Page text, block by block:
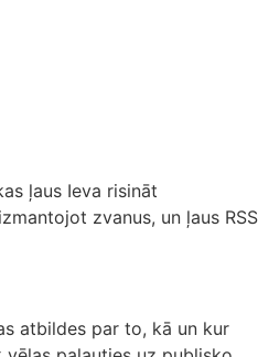
ļaus Ieva risināt
zvanus, un ļaus RSS
atbildes par to, kā un kur